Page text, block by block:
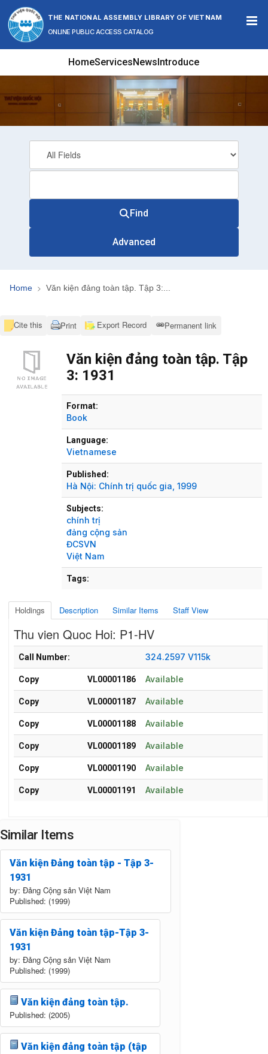
Skip to content
THE NATIONAL ASSEMBLY LIBRARY OF VIETNAM
ONLINE PUBLIC ACCESS CATALOG
HomeServicesNewsIntroduce
Find
Advanced
Home Văn kiện đảng toàn tập. Tập 3:...
Cite this Print Export Record Permanent link
Văn kiện đảng toàn tập. Tập
3: 1931
Format:
Book
Language:
Vietnamese
Published:
Hà Nội: Chính trị quốc gia, 1999
Subjects:
chính trị
đảng cộng sản
ĐCSVN
Việt Nam
Tags:
Holdings Description Similar Items Staff View
Thu vien Quoc Hoi: P1-HV
Call Number: 324.2597 V115k
Copy VL00001186 Available
Copy VL00001187 Available
Copy VL00001188 Available
Copy VL00001189 Available
Copy VL00001190 Available
Copy VL00001191 Available
Similar Items
Văn kiện Đảng toàn tập - Tập 3-
1931
by: Đảng Cộng sản Việt Nam
Published: (1999)
Văn kiện Đảng toàn tập-Tập 3-
1931
by: Đảng Cộng sản Việt Nam
Published: (1999)
Văn kiện đảng toàn tập.
Published: (2005)
Văn kiện đảng toàn tập (tập